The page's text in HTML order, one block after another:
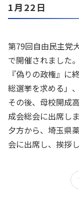
1月22日
第79回自由民主党
で開催されました
『偽りの政権』に
総選挙を求める」
その後、母校開成
成会総会に出席しま
夕方から、埼玉県
会に出席し、挨拶